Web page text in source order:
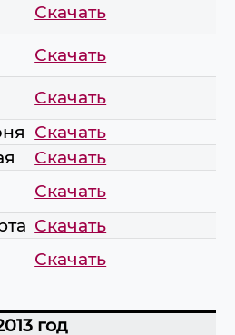
Скачать
Скачать
Скачать
Скачать
Скачать
Скачать
Скачать
Скачать
год